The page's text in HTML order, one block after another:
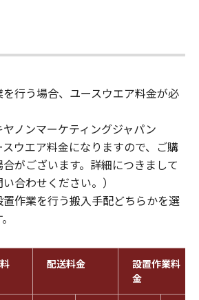
行う場合、ユースウエア料金が必
ヤノンマーケティングジャパン
スウエア料金になりますので、ご購
がございます。詳細につきまして
合わせください。）
作業を行う搬入手配どちらかを選
配送料金
設置作業料
金